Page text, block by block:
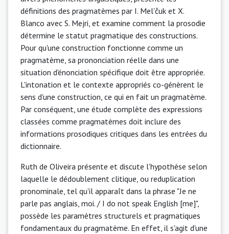
définitions des pragmatèmes par I. Mel'čuk et X.
Blanco avec S. Mejri, et examine comment la prosodie
détermine le statut pragmatique des constructions.
Pour qu'une construction fonctionne comme un
pragmatème, sa prononciation réelle dans une
situation d'énonciation spécifique doit être appropriée.
L'intonation et le contexte appropriés co-génèrent le
sens d'une construction, ce qui en fait un pragmatème.
Par conséquent, une étude complète des expressions
classées comme pragmatèmes doit inclure des
informations prosodiques critiques dans les entrées du
dictionnaire.
Ruth de Oliveira présente et discute l'hypothèse selon
laquelle le dédoublement clitique, ou reduplication
pronominale, tel qu'il apparaît dans la phrase "Je ne
parle pas anglais, moi. / I do not speak English [me]",
possède les paramètres structurels et pragmatiques
fondamentaux du pragmatème. En effet, il s'agit d'une